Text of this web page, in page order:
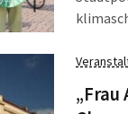
sich